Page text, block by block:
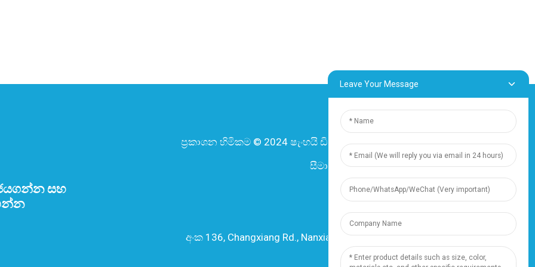
සහ
ප්‍රකාශන හිමිකම © 2024 ෂැංහයි ඩිංසුන් විදුලි සහ කේබල් සමාගම,
සීමාසහිත. සියලුම හිමිකම් ඇවිරිණි.
- අඩවි සිතියම- Resource
සම්පත්
අංක 136, Changxiang Rd., Nanxiang Town, 201802, Shanghai,
China
Leave Your Message